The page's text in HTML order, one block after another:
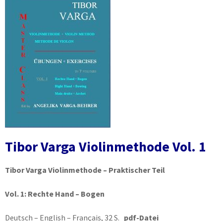
Tibor Varga Violinmethode Vol. 1
Tibor Varga Violinmethode – Praktischer Teil
Vol. 1: Rechte Hand – Bogen
Deutsch – English – Français, 32 S. pdf-Datei